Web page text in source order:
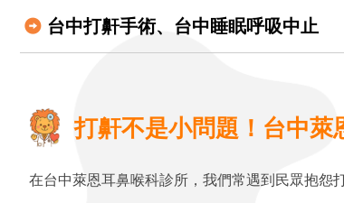
台中打鼾手術、台中睡眠呼吸中止
打鼾不是小問題！台中萊
在台中萊恩耳鼻喉科診所，我們常遇到民眾抱怨